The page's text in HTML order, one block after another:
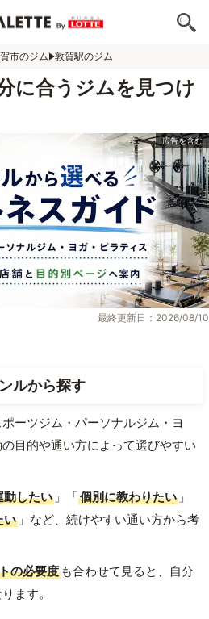
市のジム 敦賀駅のジム
に合うジムを見つけ
最終更新日：2026/08/10
ルから探す
ーツジム・パーソナルジム・ヨ
目的や通い方によって選びやすい
動したい 」「個別に教わりたい 」
い 」など、続けやすい通い方から考
の必要度 も合わせて見ると、自分
ます。